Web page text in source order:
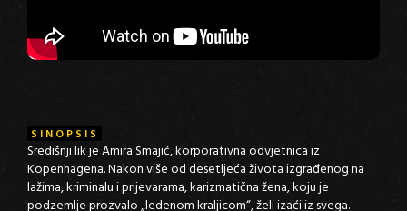
SINOPSIS
Središnji lik je Amira Smajić, korporativna odvjetnica iz
Kopenhagena. Nakon više od desetljeća života izgrađenog na
lažima, kriminalu i prijevarama, karizmatična žena, koju je
podzemlje prozvalo „ledenom kraljicom“, želi izaći iz svega.